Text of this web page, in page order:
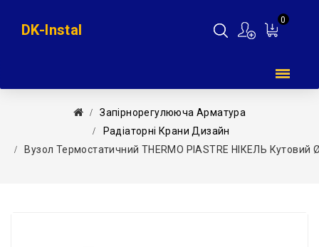
0
DK-Instal
Запірнорегулююча Арматура
Радіаторні Крани Дизайн
Вузол Термостатичний THERMO PIASTRE НІКЕЛЬ